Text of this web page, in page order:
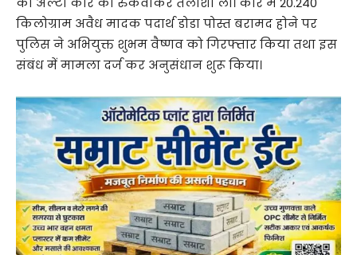
किलोग्राम अवैध मादक पदार्थ डोडा पोस्त बरामद होने पर
पुलिस ने अभियुक्त शुभम वैष्णव को गिरफ्तार किया तथा इस
संबंध में मामला दर्ज कर अनुसंधान शुरू किया।